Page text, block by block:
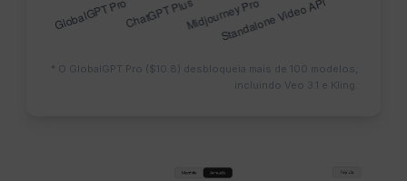
* O GlobalGPT Pro ($10.8) desbloqueia mais de 100 modelos,
incluindo Veo 3.1 e Kling.